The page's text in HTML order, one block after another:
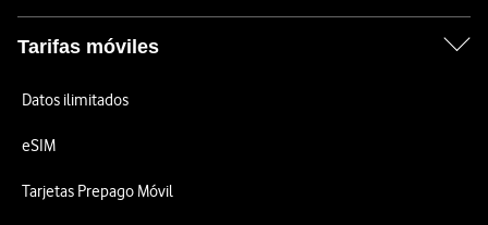
Tarifas móviles
Datos ilimitados
eSIM
Tarjetas Prepago Móvil